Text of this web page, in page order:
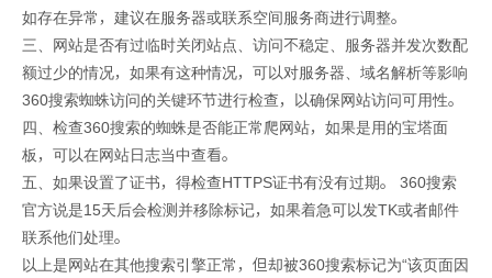
如存在异常，建议在服务器或联系空间服务商进行调整。
三、网站是否有过临时关闭站点、访问不稳定、服务器并发次数配
额过少的情况，如果有这种情况，可以对服务器、域名解析等影响
360搜索蜘蛛访问的关键环节进行检查，以确保网站访问可用性。
四、检查360搜索的蜘蛛是否能正常爬网站，如果是用的宝塔面
板，可以在网站日志当中查看。
五、如果设置了证书，得检查HTTPS证书有没有过期。 360搜索
官方说是15天后会检测并移除标记，如果着急可以发TK或者邮件
联系他们处理。
以上是网站在其他搜索引擎正常，但却被360搜索标记为“该页面因